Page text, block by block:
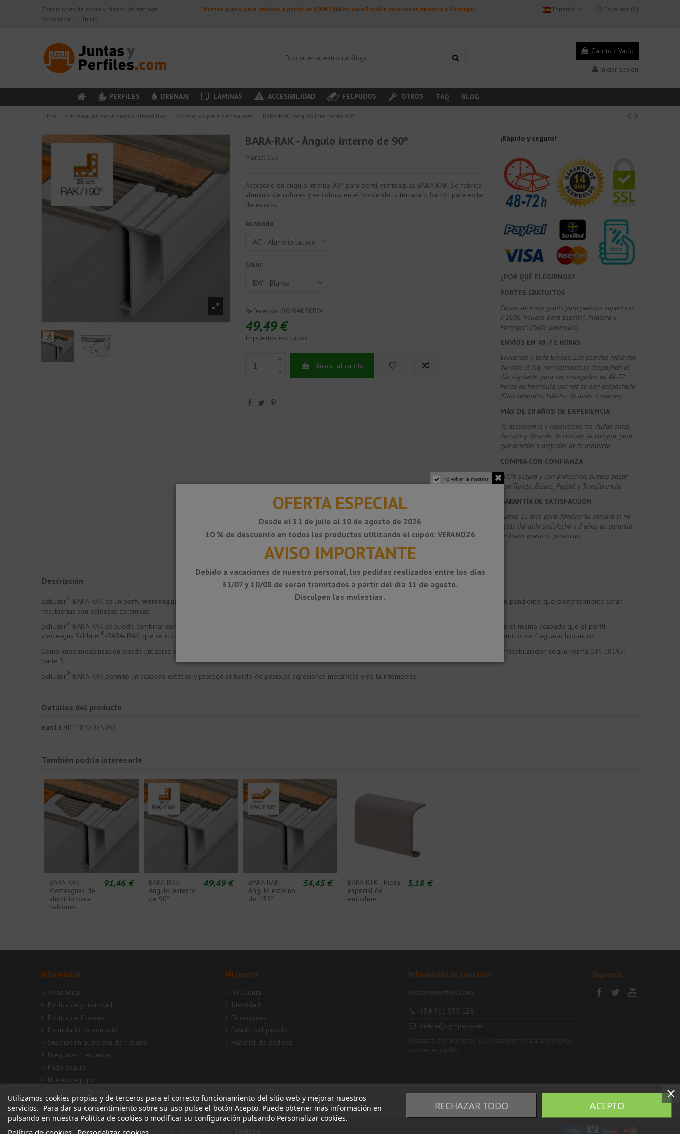
Condiciones de envío y plazos de entrega
Aviso legal
Inicio
Portes gratis para pedidos a partir de 100€ | Válido para España peninsular, Andorra y Portugal. Español Favoritos (0)
Carrito / Vacío
Iniciar sesión
PERFILES DRENAJE LÁMINAS ACCESIBILIDAD FELPUDOS OTROS FAQ BLOG
Inicio Vierteaguas, canalones y albardillas Accesorios para vierteaguas BARA-RAK - Ángulo interno de 90°
BARA-RAK - Ángulo interno de 90°
Marca: 153
Accesorio en ángulo interno 90° para perfil vierteaguas BARA-RAK. Se fabrica
aluminio de colores y se coloca en el borde de la terraza o balcón para evitar
deterioros.
Acabado
Color
Referencia I90/RAK50BW
49,49 €
Impuestos excluidos
Añadir al carrito
¡Rápido y seguro!
¿POR QUÉ ELEGIRNOS?
PORTES GRATUITOS
Costes de envío gratis para pedidos superiores
a 100€. Válidos para España*, Andorra y
Portugal*. (*Solo península)
ENVÍOS EN 48-72 HORAS
Enviamos a toda Europa. Los pedidos recibidos
durante el día, normalmente se despachan al
día siguiente, para ser entregados en 48-72
horas en Península una vez se han despachado.
(Días laborales hábiles de lunes a viernes)
MÁS DE 20 AÑOS DE EXPERIENCIA
Te asesoramos y resolvemos tus dudas antes,
durante y después de realizar la compra, para
que aciertes y disfrutes de tu producto.
COMPRA CON CONFIANZA
100% segura y con protección, puedes pagar
con Tarjeta, Bizum, Paypal y Transferencia.
GARANTÍA DE SATISFACCIÓN
Tienes 15 días para devolver tu compra si no
estás del todo satisfecho y 2 años de garantía
en todos nuestros productos.
Descripción
Schlüter®-BARA-RAK es un perfilvierteaguas para balcones
como remate para los cantos vistos de los forjados en balcones y terrazas construidas con pendiente, que posteriormente serán
recubiertas con baldosas cerámicas.
Schlüter®-BARA-RAK se puede combinar con los perfiles de remate para cerámica Schlüter
-JOLLY. Los cuales se pueden utilizar en el mismo acabado que el perfil
vierteagua Schlüter®-BARA- RAK, que se instalará gracias a su ala de fijación perforada trapezoidalmente con un adhesivo tradicional para baldosas cerámicas de fraguado hidráulico.
Como impermeabilización puede utilizarse la lámina Schlüter
-DITRA 25, del mismo modo que se utilizan productos químicos u otros sistemas de impermeabilziación según norma DIN 18195,
parte 5.
Schlüter®-BARA-RAK permite un acabado estético y protege el borde de posibles agresiones mecánicas y de la intemperie.
Detalles del producto
ean13 4011832025082
También podría interesarle
BARA-RAK -
Vierteaguas de
aluminio para
balcones
91,46 €
BARA-RAK -
Ángulo externo
de 90°
49,49 €
BARA-RAK -
Ángulo externo
de 135°
54,45 €
BARA-RTK - Pieza
especial de
empalme
3,18 €
Utilizamos cookies propias y de terceros para el correcto funcionamiento del sitio web y mejorar nuestros
servicios. Para dar su consentimiento sobre su uso pulse el botón Acepto. Puede obtener más información en
pulsando en nuestra Política de cookies o modificar su configuración pulsando Personalizar cookies.
RECHAZAR TODO ACEPTO
Información
Aviso legal
Política de privacidad
Política de Cookies
Formulario de contacto
Suscripción al boletín de noticias
Preguntas frecuentes
Pago seguro
Nuestro equipo
Mi cuenta
Mi Cuenta
Identidad
Direcciones
Estado del pedido
Historial de pedidos
Información de contacto
+34 911 975 128
online@cymper.com
Síguenos
© 2023 - tapasyregistros.com | cymper.com | Desarrollado por
No volver a mostrar.
OFERTA ESPECIAL
Desde el 31 de julio al 10 de agosto de 2026
10 % de descuento en todos los productos utilizando el cupón: VERANO26
AVISO IMPORTANTE
Debido a vacaciones de nuestro personal, los pedidos realizados entre los días
31/07 y 10/08 de serán tramitados a partir del día 11 de agosto.
Disculpen las molestias.